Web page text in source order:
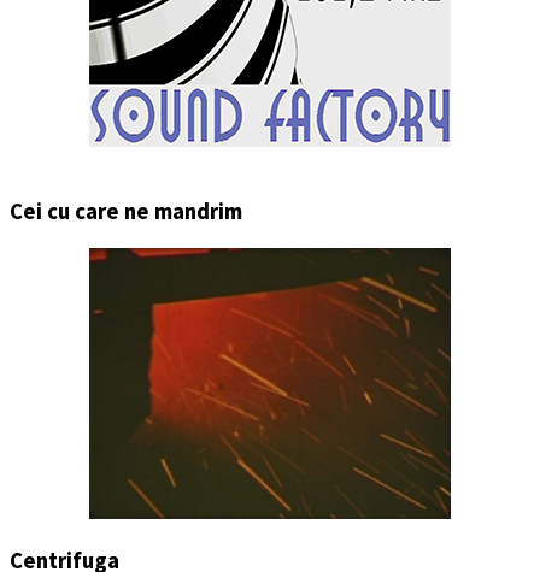
Cei cu care ne mandrim
Centrifuga